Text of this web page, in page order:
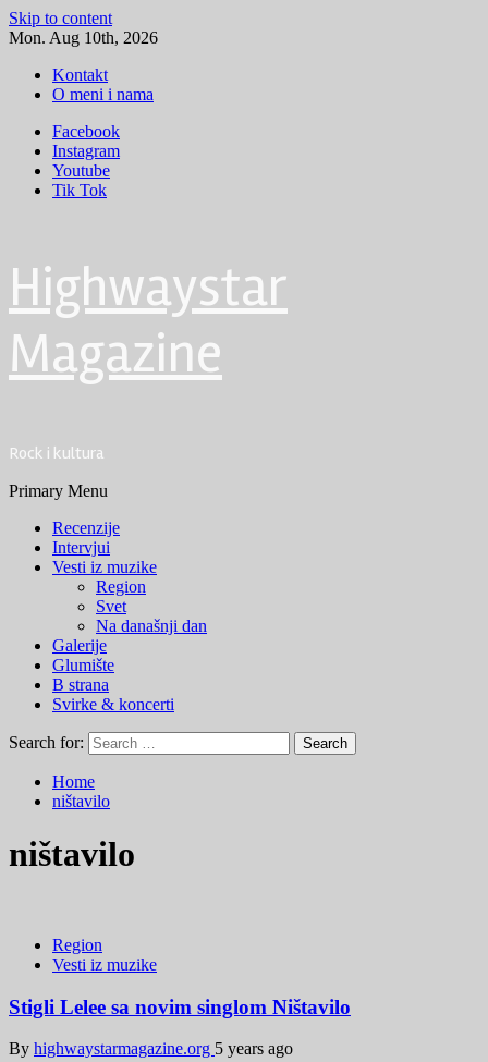
Skip to content
Mon. Aug 10th, 2026
Kontakt
O meni i nama
Facebook
Instagram
Youtube
Tik Tok
Highwaystar
Magazine
Rock i kultura
Primary Menu
Recenzije
Intervjui
Vesti iz muzike
Region
Svet
Na današnji dan
Galerije
Glumište
B strana
Svirke & koncerti
Search for:
Home
ništavilo
ništavilo
Region
Vesti iz muzike
Stigli Lelee sa novim singlom Ništavilo
By highwaystarmagazine.org 5 years ago